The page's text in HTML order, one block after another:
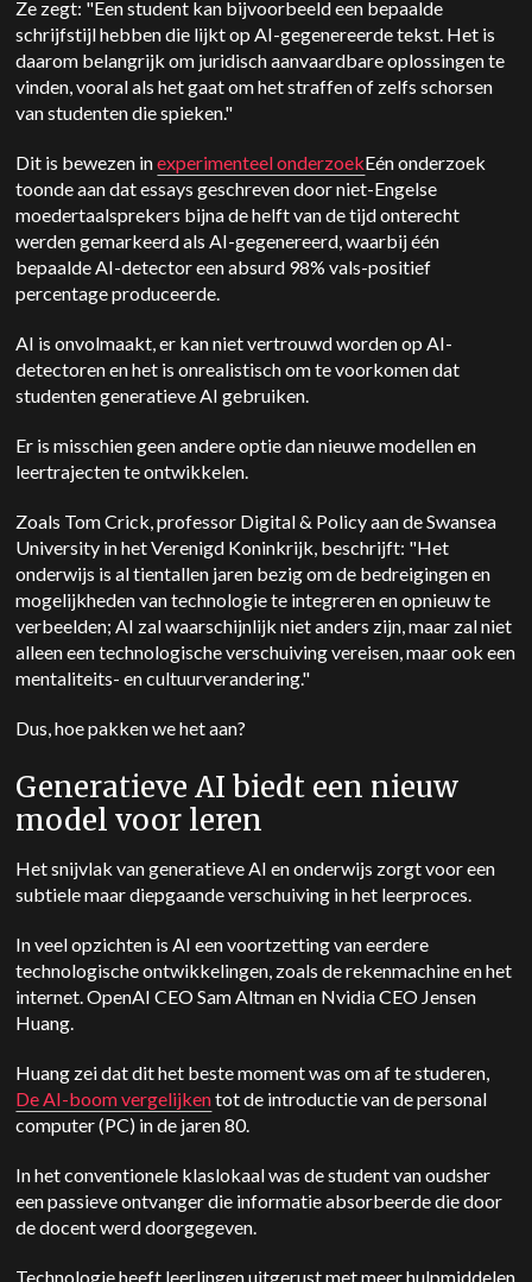
Ze zegt: "Een student kan bijvoorbeeld een bepaalde
schrijfstijl hebben die lijkt op AI-gegenereerde tekst. Het is
daarom belangrijk om juridisch aanvaardbare oplossingen te
vinden, vooral als het gaat om het straffen of zelfs schorsen
van studenten die spieken."
Dit is bewezen inexperimenteel onderzoekEén onderzoek
toonde aan dat essays geschreven door niet-Engelse
moedertaalsprekers bijna de helft van de tijd onterecht
werden gemarkeerd als AI-gegenereerd, waarbij één
bepaalde AI-detector een absurd 98% vals-positief
percentage produceerde.
AI is onvolmaakt, er kan niet vertrouwd worden op AI-
detectoren en het is onrealistisch om te voorkomen dat
studenten generatieve AI gebruiken.
Er is misschien geen andere optie dan nieuwe modellen en
leertrajecten te ontwikkelen.
Zoals Tom Crick, professor Digital & Policy aan de Swansea
University in het Verenigd Koninkrijk, beschrijft: "Het
onderwijs is al tientallen jaren bezig om de bedreigingen en
mogelijkheden van technologie te integreren en opnieuw te
verbeelden; AI zal waarschijnlijk niet anders zijn, maar zal niet
alleen een technologische verschuiving vereisen, maar ook een
mentaliteits- en cultuurverandering."
Dus, hoe pakken we het aan?
Generatieve AI biedt een nieuw
model voor leren
Het snijvlak van generatieve AI en onderwijs zorgt voor een
subtiele maar diepgaande verschuiving in het leerproces.
In veel opzichten is AI een voortzetting van eerdere
technologische ontwikkelingen, zoals de rekenmachine en het
internet.OpenAI CEO Sam Altman en Nvidia CEO Jensen
Huang.
Huang zei dat dit het beste moment was om af te studeren,
De AI-boom vergelijkentot de introductie van de personal
computer (PC) in de jaren 80.
In het conventionele klaslokaal was de student van oudsher
een passieve ontvanger die informatie absorbeerde die door
de docent werd doorgegeven.
Technologie heeft leerlingen uitgerust met meer hulpmiddelen